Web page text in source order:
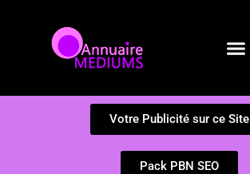
Votre Publicité sur ce Site
Pack PBN SEO